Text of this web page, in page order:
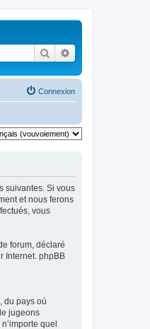
Rechercher
Connexion
suivantes. Si vous
et nous ferons
vous
forum, déclaré
Internet. phpBB
du pays où
jugeons
quel